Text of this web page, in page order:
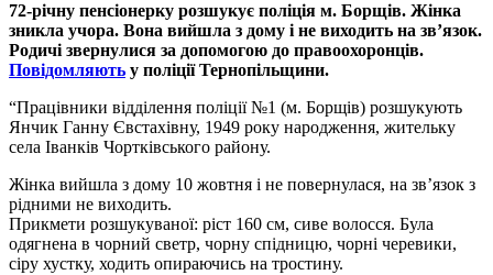
72-річну пенсіонерку розшукує поліція м. Борщів. Жінка
зникла учора. Вона вийшла з дому і не виходить на зв’язок.
Родичі звернулися за допомогою до правоохоронців.
Повідомляють у поліції Тернопільщини.
“Працівники відділення поліції №1 (м. Борщів) розшукують
Янчик Ганну Євстахівну, 1949 року народження, жительку
села Іванків Чортківського району.
Жінка вийшла з дому 10 жовтня і не повернулася, на зв’язок з
рідними не виходить.
Прикмети розшукуваної: ріст 160 см, сиве волосся. Була
одягнена в чорний светр, чорну спідницю, чорні черевики,
сіру хустку, ходить опираючись на тростину.